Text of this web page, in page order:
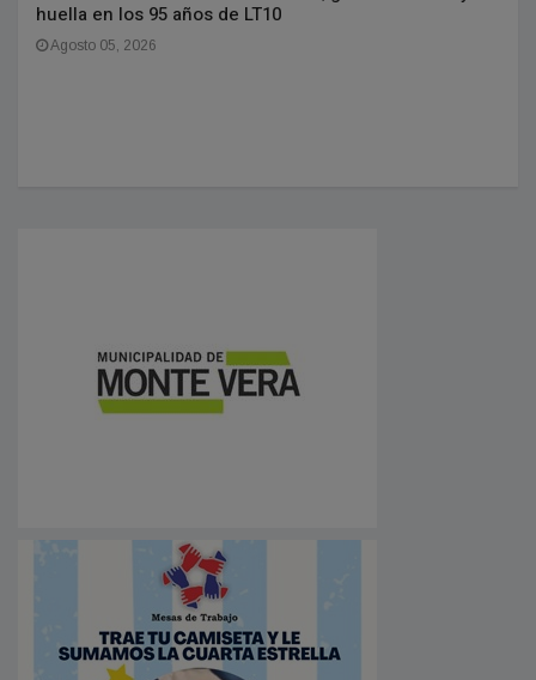
huella en los 95 años de LT10
Agosto 05, 2026